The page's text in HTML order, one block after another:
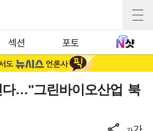
섹션 포토
…"그린바이오산업 북
가가